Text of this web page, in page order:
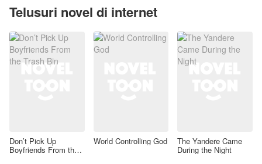
Telusuri novel di internet
Don’t Pick Up
Boyfriends From the
World Controlling God The Yandere Came
During the Night